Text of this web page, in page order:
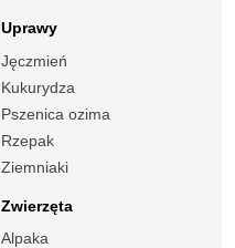
Uprawy
Jęczmień
Kukurydza
Pszenica ozima
Rzepak
Ziemniaki
Zwierzęta
Alpaka